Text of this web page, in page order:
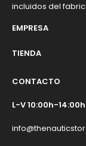
incluidos del
EMPRESA
TIENDA
CONTACTO
L-V 10:00h-14:00h